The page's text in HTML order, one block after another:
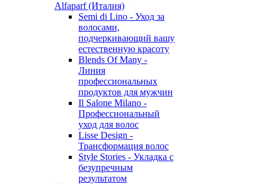
Alfaparf (Италия)
Semi di Lino - Уход за
волосами,
подчеркивающий вашу
естественную красоту
Blends Of Many -
Линия
профессиональных
продуктов для мужчин
Il Salone Milano -
Профессиональный
уход для волос
Lisse Design -
Трансформация волос
Style Stories - Укладка с
безупречным
результатом